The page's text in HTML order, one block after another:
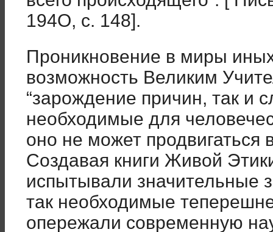
194O, с. 148].
Проникновение в миры
возможность Великим
“зарождение причин, так и
необходимые для
оно не может продвигаться
Создавая книги Живой
испытывали значительные
так необходимые
опережали современную